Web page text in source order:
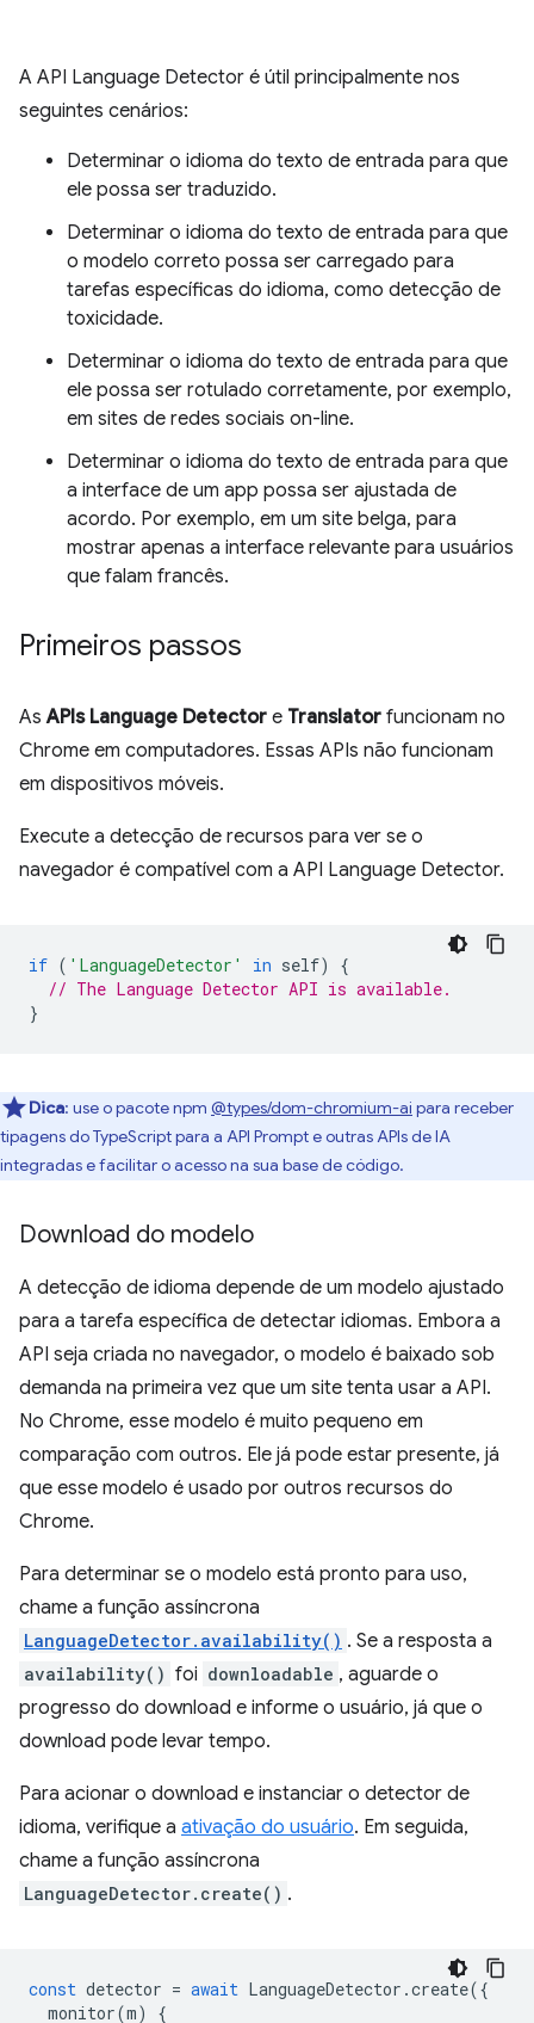
A API Language Detector é útil principalmente nos
seguintes cenários:
Determinar o idioma do texto de entrada para que
ele possa ser traduzido.
Determinar o idioma do texto de entrada para que
o modelo correto possa ser carregado para
tarefas específicas do idioma, como detecção de
toxicidade.
Determinar o idioma do texto de entrada para que
ele possa ser rotulado corretamente, por exemplo,
em sites de redes sociais on-line.
Determinar o idioma do texto de entrada para que
a interface de um app possa ser ajustada de
acordo. Por exemplo, em um site belga, para
mostrar apenas a interface relevante para usuários
que falam francês.
Primeiros passos
AsAPIs Language Detector e Translator funcionam no
Chrome em computadores. Essas APIs não funcionam
em dispositivos móveis.
Execute a detecção de recursos para ver se o
navegador é compatível com a API Language Detector.
if ( 'LanguageDetector' in self)
{
// The Language Detector API is available.
}
Dica: use o pacote npm @types/dom-chromium-ai para receber
tipagens do TypeScript para a API Prompt e outras APIs de IA
integradas e facilitar o acesso na sua base de código.
Download do modelo
A detecção de idioma depende de um modelo ajustado
para a tarefa específica de detectar idiomas. Embora a
API seja criada no navegador, o modelo é baixado sob
demanda na primeira vez que um site tenta usar a API.
No Chrome, esse modelo é muito pequeno em
comparação com outros. Ele já pode estar presente, já
que esse modelo é usado por outros recursos do
Chrome.
Para determinar se o modelo está pronto para uso,
chame a função assíncrona
LanguageDetector.availability() . Se a resposta a
availability() foi downloadable , aguarde o
progresso do download e informe o usuário, já que o
download pode levar tempo.
Para acionar o download e instanciar o detector de
idioma, verifique a ativação do usuário. Em seguida,
chame a função assíncrona
LanguageDetector.create() .
const detector = await LanguageDetector .create({
monitor(m) {